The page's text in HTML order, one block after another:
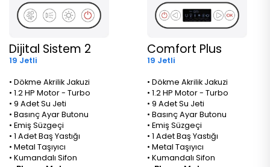
Dijital Sistem 2
19 Jetli
• Dökme Akrilik Jakuzi
• 1.2 HP Motor - Turbo
• 9 Adet Su Jeti
• Basınç Ayar Butonu
• Emiş Süzgeçi
• 1 Adet Baş Yastığı
• Metal Taşıyıcı
• Kumandalı Sifon
Comfort Plus
19 Jetli
• Dökme Akrilik Jakuzi
• 1.2 HP Motor - Turbo
• 9 Adet Su Jeti
• Basınç Ayar Butonu
• Emiş Süzgeçi
• 1 Adet Baş Yastığı
• Metal Taşıyıcı
• Kumandalı Sifon